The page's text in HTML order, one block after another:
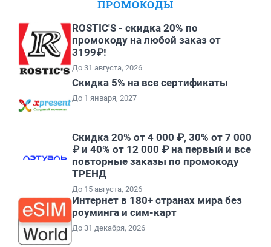
ПРОМОКОДЫ
ROSTIC'S - скидка 20% по
промокоду на любой заказ от
3199₽!
До 31 августа, 2026
Скидка 5% на все сертификаты
До 1 января, 2027
Скидка 20% от 4 000 ₽, 30% от 7 000
₽ и 40% от 12 000 ₽ на первый и все
повторные заказы по промокоду
ТРЕНД
До 15 августа, 2026
Интернет в 180+ странах мира без
роуминга и сим-карт
До 31 декабря, 2026